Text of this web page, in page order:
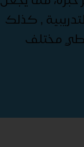
, كذلك
مختلف